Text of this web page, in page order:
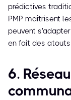
prédictives
PMP maîtrisent
peuvent
en fait des
6.